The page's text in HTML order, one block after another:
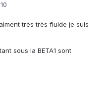
très très fluide je suis
sous la BETA1 sont